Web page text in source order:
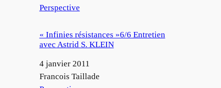
Par rapport à
Perspective
« Infinies résistances »6/6 Entretien
avec Astrid S. KLEIN
Date
4 janvier 2011
Auteur
Francois Taillade